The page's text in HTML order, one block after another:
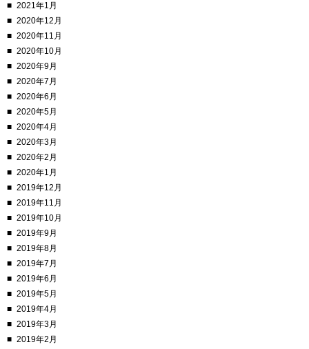
2021年1月
2020年12月
2020年11月
2020年10月
2020年9月
2020年7月
2020年6月
2020年5月
2020年4月
2020年3月
2020年2月
2020年1月
2019年12月
2019年11月
2019年10月
2019年9月
2019年8月
2019年7月
2019年6月
2019年5月
2019年4月
2019年3月
2019年2月